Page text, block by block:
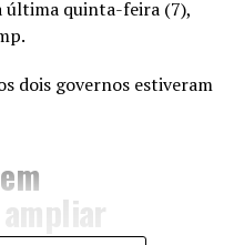
última quinta-feira (7),
dois governos estiveram